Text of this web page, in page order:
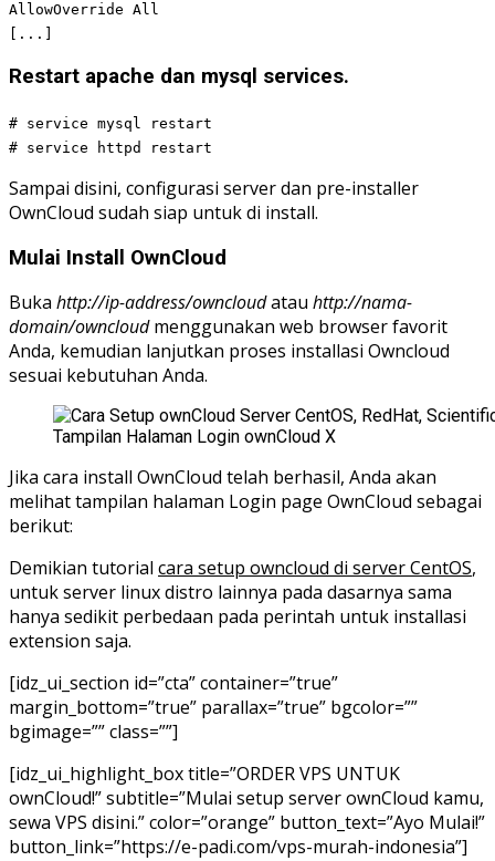
AllowOverride All
[...]
Restart apache dan mysql services.
# service mysql restart
# service httpd restart
Sampai disini, configurasi server dan pre-installer
OwnCloud sudah siap untuk di install.
Mulai Install OwnCloud
Buka http://ip-address/owncloudatau http://nama-
domain/owncloudmenggunakan web browser favorit
Anda, kemudian lanjutkan proses installasi Owncloud
sesuai kebutuhan Anda.
Tampilan Halaman Login ownCloud X
Jika cara install OwnCloud telah berhasil, Anda akan
melihat tampilan halaman Login page OwnCloud sebagai
berikut:
Demikian tutorial cara setup owncloud di server CentOS,
untuk server linux distro lainnya pada dasarnya sama
hanya sedikit perbedaan pada perintah untuk installasi
extension saja.
[idz_ui_section id=”cta” container=”true”
margin_bottom=”true” parallax=”true” bgcolor=””
bgimage=”” class=””]
[idz_ui_highlight_box title=”ORDER VPS UNTUK
ownCloud!” subtitle=”Mulai setup server ownCloud kamu,
sewa VPS disini.” color=”orange” button_text=”Ayo Mulai!”
button_link=”https://e-padi.com/vps-murah-indonesia”]